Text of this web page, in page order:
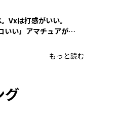
Vxは打感がいい。
いい」アマチュアが選
もっと読む
グ